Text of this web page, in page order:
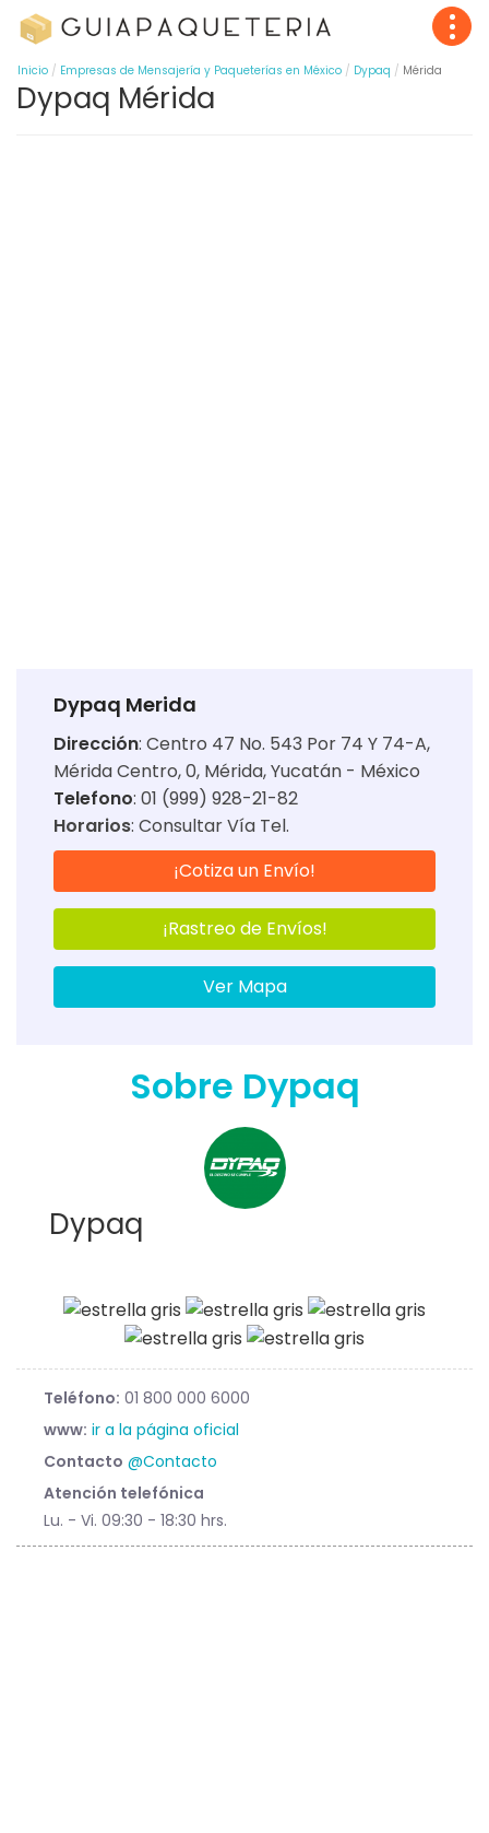
Inicio Empresas de Mensajería y Paqueterías en México Dypaq Mérida
Dypaq Mérida
Dypaq Merida
Dirección: Centro 47 No. 543 Por 74 Y 74-A,
Mérida Centro, 0, Mérida, Yucatán - México
Telefono: 01 (999) 928-21-82
Horarios: Consultar Vía Tel.
¡Cotiza un Envío!
¡Rastreo de Envíos!
Ver Mapa
Sobre Dypaq
Dypaq
Teléfono: 01 800 000 6000
www: ir a la página oficial
Contacto @Contacto
Atención telefónica
Lu. - Vi. 09:30 - 18:30 hrs.